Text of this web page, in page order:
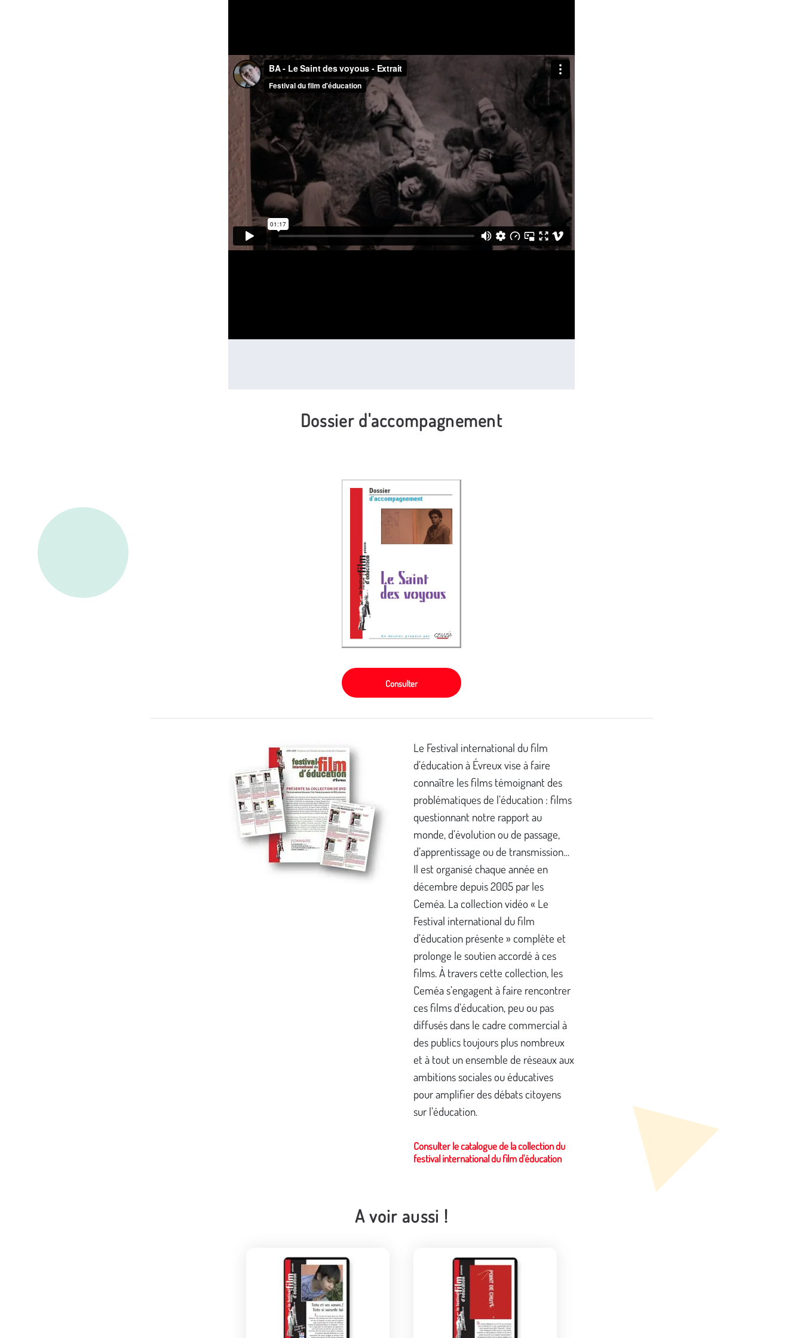
Dossier d'accompagnement
Consulter
Le Festival international du film
d’éducation à Évreux vise à faire
connaître les films témoignant des
problématiques de l’éducation : films
questionnant notre rapport au
monde, d’évolution ou de passage,
d’apprentissage ou de transmission…
Il est organisé chaque année en
décembre depuis 2005 par les
Ceméa. La collection vidéo « Le
Festival international du film
d’éducation présente » complète et
prolonge le soutien accordé à ces
films. À travers cette collection, les
Ceméa s’engagent à faire rencontrer
ces films d’éducation, peu ou pas
diffusés dans le cadre commercial à
des publics toujours plus nombreux
et à tout un ensemble de réseaux aux
ambitions sociales ou éducatives
pour amplifier des débats citoyens
sur l’éducation.
Consulter le catalogue de la collection du
festival international du film d'éducation
A voir aussi !